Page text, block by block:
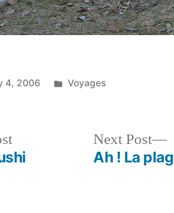
4, 2006
Posted
Voyages
Previous
post:
Next Post
Ah ! La